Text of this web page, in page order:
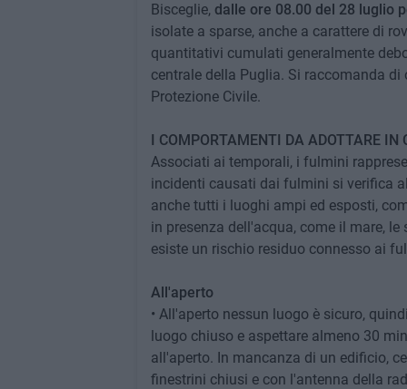
Bisceglie, dalle ore 08.00 del 28 luglio
isolate a sparse, anche a carattere di
quantitativi cumulati generalmente
centrale della Puglia. Si raccomanda
Protezione Civile.
I COMPORTAMENTI DA ADOTTARE IN
Associati ai temporali, i fulmini
incidenti causati dai fulmini si verifica
anche tutti i luoghi ampi ed esposti,
in presenza dell'acqua, come il mare,
esiste un rischio residuo connesso ai
All'aperto
• All'aperto nessun luogo è sicuro,
luogo chiuso e aspettare almeno 30
all'aperto. In mancanza di un edificio,
finestrini chiusi e con l'antenna della